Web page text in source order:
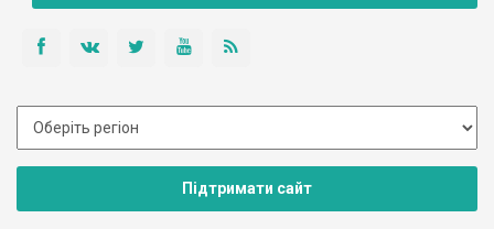
Підтримати сайт